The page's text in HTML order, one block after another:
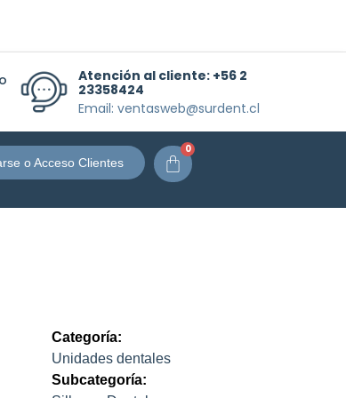
Atención al cliente: +56 2
23358424
Email: ventasweb@surdent.cl
o Acceso Clientes
0
Carrito
Categoría:
Unidades dentales
Subcategoría: